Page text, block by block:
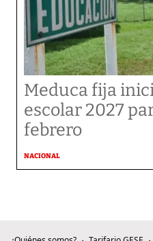
Meduca fija
escolar 2027
febrero
NACIONAL